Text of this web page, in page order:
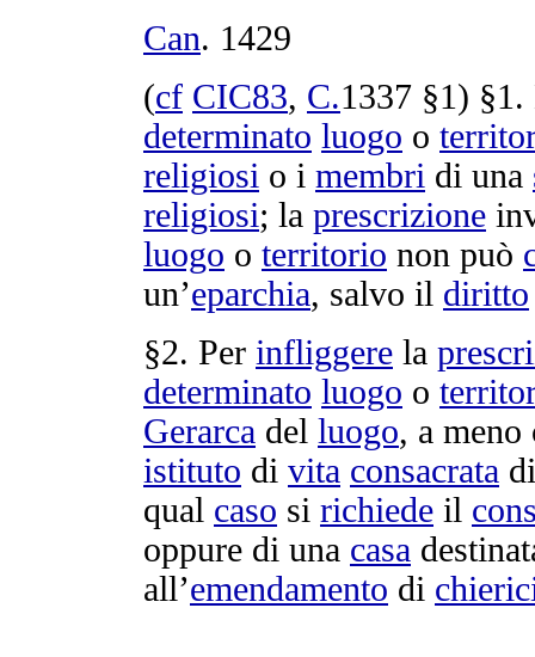
Can. 1429
(cf CIC83, C.1337 §1)
determinato luogo o
religiosi o i membri di una
religiosi; la prescrizione
luogo o territorio non può
un’eparchia, salvo il diritto
§2. Per infliggere la
determinato luogo o
Gerarca del luogo, a
istituto di vita consacrata
qual caso si richiede il
oppure di una casa
all’emendamento di